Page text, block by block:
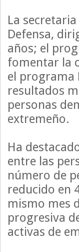
La
Defensa,
años; el
fomentar la
el programa
resultados
personas
extremeño.
Ha
entre las
número de
reducido en
mismo mes
progresiva
activas de